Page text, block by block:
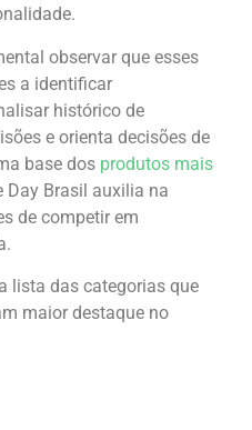
observar que esses
a identificar
histórico de
e orienta decisões de
base dos produtos mais
Day Brasil auxilia na
de competir em
lista das categorias que
maior destaque no